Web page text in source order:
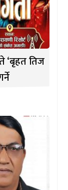
‘बृहत तिज